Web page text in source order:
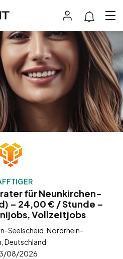
für Neunkirchen-
– 24,00 € / Stunde –
Vollzeitjobs
Seelscheid, Nordrhein-
Deutschland
08/2026